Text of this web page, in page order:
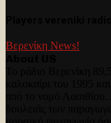
Βερενίκη News!